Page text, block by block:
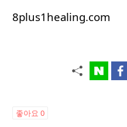
8plus1healing.com
좋아요 0